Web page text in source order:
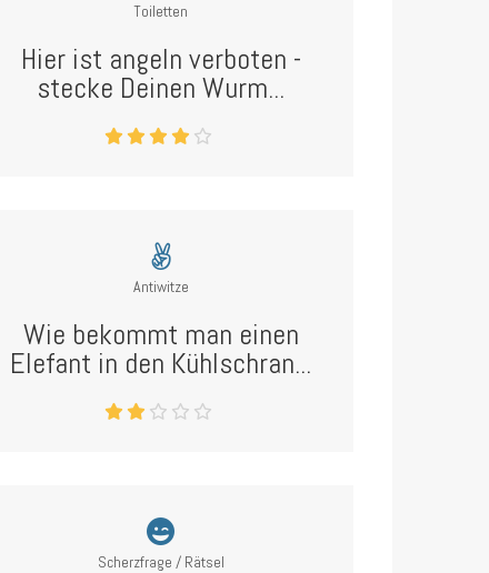
Toiletten
Hier ist angeln verboten -
stecke Deinen Wurm...
Antiwitze
Wie bekommt man einen
Elefant in den Kühlschran...
Scherzfrage / Rätsel